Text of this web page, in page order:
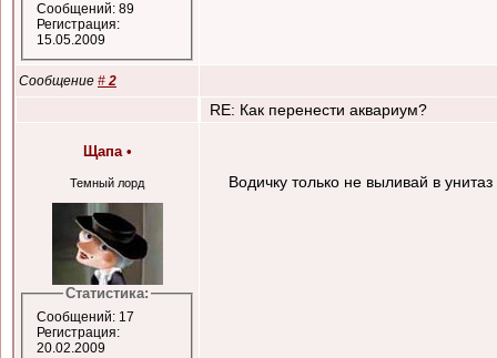
Сообщений: 89
Регистрация:
15.05.2009
Сообщение # 2
RE: Как перенести аквариум?
Щапа •
Темный лорд
Статистика:
Сообщений: 17
Регистрация:
20.02.2009
Водичку только не выливай в